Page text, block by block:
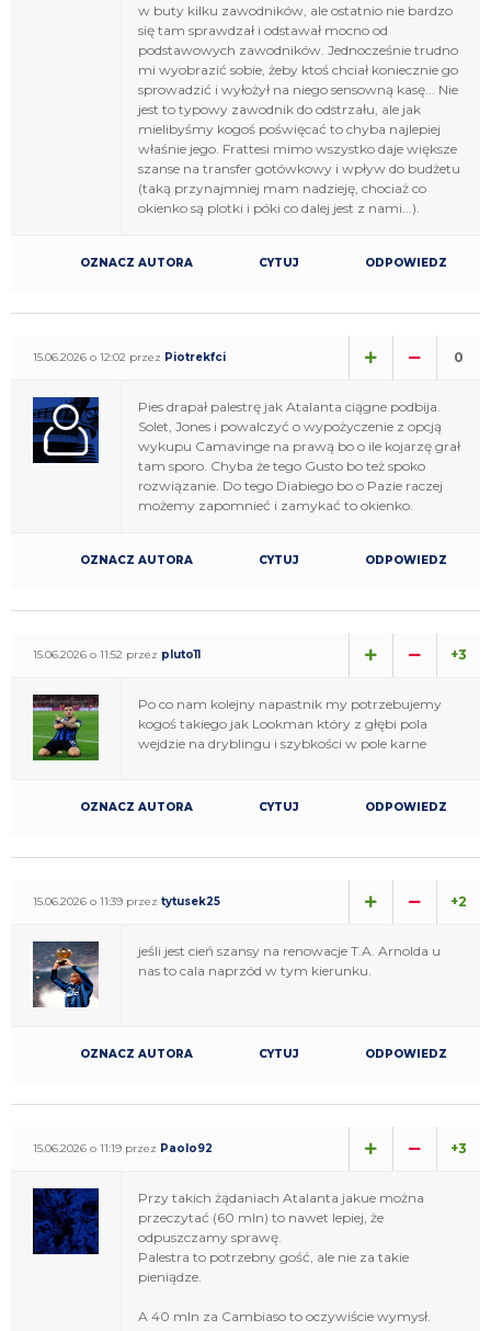
w buty kilku zawodników, ale ostatnio nie bardzo
się tam sprawdzał i odstawał mocno od
podstawowych zawodników. Jednocześnie trudno
mi wyobrazić sobie, żeby ktoś chciał koniecznie go
sprowadzić i wyłożył na niego sensowną kasę... Nie
jest to typowy zawodnik do odstrzału, ale jak
mielibyśmy kogoś poświęcać to chyba najlepiej
właśnie jego. Frattesi mimo wszystko daje większe
szanse na transfer gotówkowy i wpływ do budżetu
(taką przynajmniej mam nadzieję, chociaż co
okienko są plotki i póki co dalej jest z nami...).
OZNACZ AUTORA CYTUJ ODPOWIEDZ
15.06.2026 o 12:02 przez Piotrekfci 0
Pies drapał palestrę jak Atalanta ciągne podbija.
Solet, Jones i powalczyć o wypożyczenie z opcją
wykupu Camavinge na prawą bo o ile kojarzę grał
tam sporo. Chyba że tego Gusto bo też spoko
rozwiązanie. Do tego Diabiego bo o Pazie raczej
możemy zapomnieć i zamykać to okienko.
OZNACZ AUTORA CYTUJ ODPOWIEDZ
15.06.2026 o 11:52 przez pluto11 +3
Po co nam kolejny napastnik my potrzebujemy
kogoś takiego jak Lookman który z głębi pola
wejdzie na dryblingu i szybkości w pole karne
OZNACZ AUTORA CYTUJ ODPOWIEDZ
15.06.2026 o 11:39 przez tytusek25 +2
jeśli jest cień szansy na renowacje T.A. Arnolda u
nas to cala naprzód w tym kierunku.
OZNACZ AUTORA CYTUJ ODPOWIEDZ
15.06.2026 o 11:19 przez Paolo92 +3
Przy takich żądaniach Atalanta jakue można
przeczytać (60 mln) to nawet lepiej, że
odpuszczamy sprawę.
Palestra to potrzebny gość, ale nie za takie
pieniądze.
A 40 mln za Cambiaso to oczywiście wymysł.